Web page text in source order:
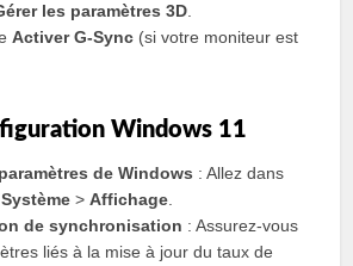
les paramètres 3D
Activer G-Sync (si votre moniteur est
Windows 11
de Windows : Allez dans
Système >Affichage
de synchronisation : Assurez-vous
liés à la mise à jour du taux de